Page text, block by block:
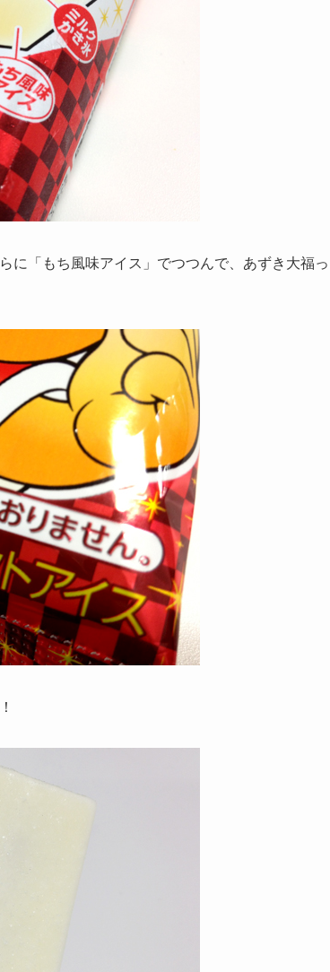
に「もち風味アイス」でつつんで、あずき大福っ